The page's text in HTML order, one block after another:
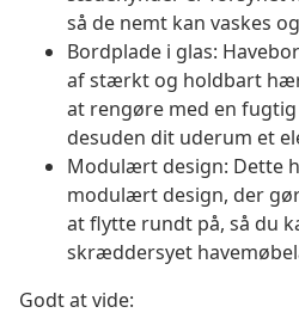
så de nemt kan vaskes
Bordplade i glas:
af stærkt og holdbart
at rengøre med en
desuden dit uderum et
Modulært design: Dette
modulært design, der
at flytte rundt på, så du
skræddersyet
Godt at vide: